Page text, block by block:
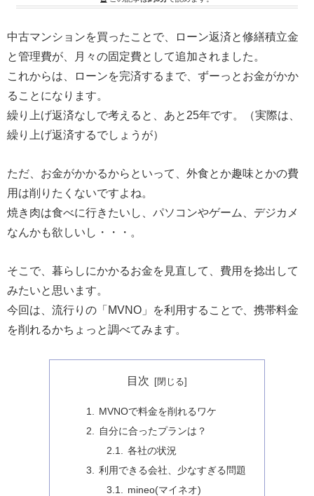
中古マンションを買ったことで、ローン返済と修繕積立金
と管理費が、月々の固定費として追加されました。
これからは、ローンを完済するまで、ずーっとお金がかか
ることになります。
繰り上げ返済なしで考えると、あと25年です。（実際は、
繰り上げ返済するでしょうが）
ただ、お金がかかるからといって、外食とか趣味とかの費
用は削りたくないですよね。
焼き肉は食べに行きたいし、パソコンやゲーム、デジカメ
なんかも欲しいし・・・。
そこで、暮らしにかかるお金を見直して、費用を捻出して
みたいと思います。
今回は、流行りの「MVNO」を利用することで、携帯料金
を削れるかちょっと調べてみます。
目次
MVNOで料金を削れるワケ
自分に合ったプランは？
各社の状況
利用できる会社、少なすぎる問題
mineo(マイネオ)